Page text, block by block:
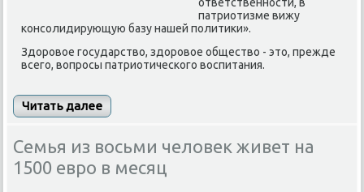
патриотизме вижу
консолидирующую базу нашей политики».
Здоровое государство, здоровое общество - это, прежде
всего, вопросы патриотического воспитания.
Читать далее
Семья из восьми человек живет на
1500 евро в месяц